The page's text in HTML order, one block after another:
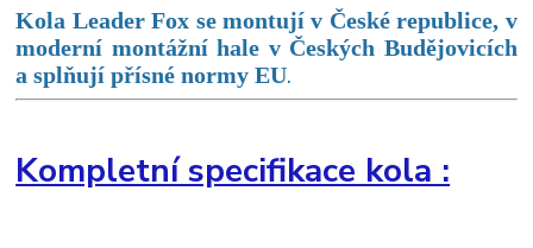
Kola Leader Fox se montují v České republice, v
moderní montážní hale v Českých Budějovicích
a splňují přísné normy EU.
Kompletní specifikace kola :